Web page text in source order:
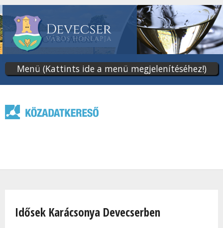
tartalomra
Menü (Kattints ide a menü megjelenítéséhez!)
Idősek Karácsonya Devecserben